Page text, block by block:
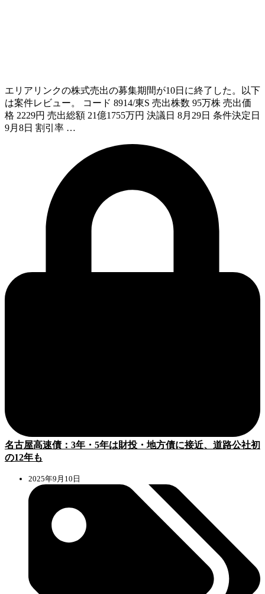
エリアリンクの株式売出の募集期間が10日に終了した。以下
は案件レビュー。 コード 8914/東S 売出株数 95万株 売出価
格 2229円 売出総額 21億1755万円 決議日 8月29日 条件決定日
9月8日 割引率 …
名古屋高速債：3年・5年は財投・地方債に接近、道路公社初
の12年も
2025年9月10日